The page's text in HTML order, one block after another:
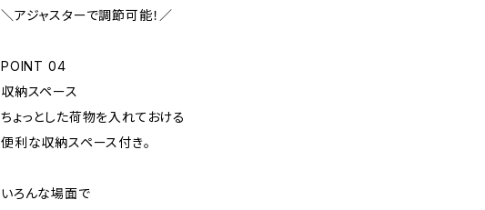
＼アジャスターで調節可能！／
POINT 04
収納スペース
ちょっとした荷物を入れておける
便利な収納スペース付き。
いろんな場面で